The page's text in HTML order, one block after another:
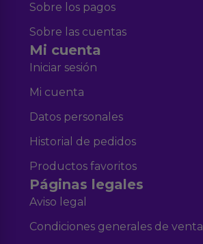
Sobre los pagos
Sobre las cuentas
Mi cuenta
Iniciar sesión
Mi cuenta
Datos personales
Historial de pedidos
Productos favoritos
Páginas legales
Aviso legal
Condiciones generales de venta